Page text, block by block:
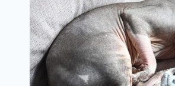
:
LES
MEILLEURS
PROFILS